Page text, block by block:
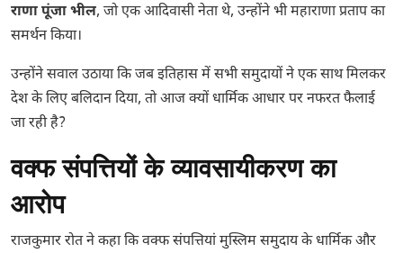
राणा पूंजा भील, जो एक आदिवासी नेता थे, उन्होंने भी महाराणा प्रताप का
समर्थन किया।
उन्होंने सवाल उठाया कि जब इतिहास में सभी समुदायों ने एक साथ मिलकर
देश के लिए बलिदान दिया, तो आज क्यों धार्मिक आधार पर नफरत फैलाई
जा रही है?
वक्फ संपत्तियों के व्यावसायीकरण का
आरोप
राजकुमार रोत ने कहा कि वक्फ संपत्तियां मुस्लिम समुदाय के धार्मिक और